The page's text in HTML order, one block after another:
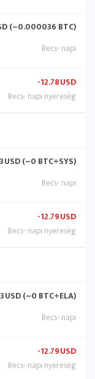
(~0.000036 BTC)
-12.78USD
USD (~0 BTC+SYS)
-12.79USD
USD (~0 BTC+ELA)
-12.79USD